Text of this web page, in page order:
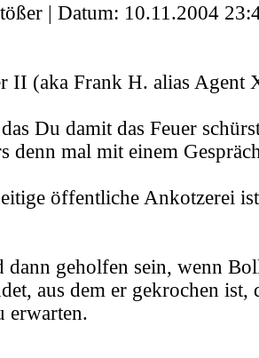
| Datum: 10.11.2004
II (aka Frank H. alias Agent
Du damit das Feuer
denn mal mit einem
öffentliche Ankotzerei
dann geholfen sein, wenn
aus dem er gekrochen ist,
erwarten.